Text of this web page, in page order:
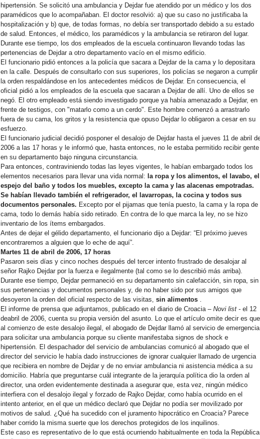
hipertensión. Se solicitó una ambulancia y Dejdar fue atendido por un médico y los dos
paramédicos que lo acompañaban. El doctor resolvió: a) que su caso no justificaba la
hospitalización y b) que, de todas formas, no debía ser transportado debido a su estado
de salud. Entonces, el médico, los paramédicos y la ambulancia se retiraron del lugar.
Durante ese tiempo, los dos empleados de la escuela continuaron llevando todas las
pertenencias de Dejdar a otro departamento vacío en el mismo edificio.
El funcionario pidió entonces a la policía que sacara a Dejdar de la cama y lo depositara
en la calle. Después de consultarlo con sus superiores, los policías se negaron a cumplir
la orden respaldándose en los antecedentes médicos de Dejdar. En consecuencia, el
oficial pidió a los empleados de la escuela que sacaran a Dejdar de allí. Uno de ellos se
negó. El otro empleado está siendo investigado porque ya había amenazado a Dejdar, en
frente de testigos, con "matarlo como a un cerdo". Este hombre comenzó a arrastrarlo
fuera de su cama, los gritos y la resistencia que opuso Dejdar lo obligaron a cesar en su
esfuerzo.
El funcionario judicial decidió posponer el desalojo de Dejdar hasta el jueves 11 de abril
2006 a las 17 horas y le informó que, hasta entonces, no le estaba permitido recibir gente
en su departamento bajo ninguna circunstancia.
Para entonces, contraviniendo todas las leyes vigentes, le habían embargado todos los
elementos necesarios para llevar una vida normal: la ropa y los alimentos, el lavabo, el
espejo del baño y todos los muebles, excepto la cama y las alacenas empotradas.
Se habían llevado también el refrigerador, el lavarropas, la cocina y todos sus
documentos personales. Excepto por el pijamas que tenía puesto, la cama y la ropa de
cama, todo lo demás había sido retirado. En contra de lo que marca la ley, no se hizo
inventario de los ítems embargados.
Antes de dejar el gélido departamento, el funcionario dijo a Dejdar: “El próximo jueves
encontraremos a alguien que lo eche de aquí”.
Martes 11 de abril de 2006, 17 horas
Pasaron seis días y cinco noches después del tercer intento frustrado de desalojar al
señor Rajko Dejdar por la fuerza e ilegalmente (tal como se lo describió más arriba).
Durante ese tiempo, Dejdar permaneció en su departamento sin calefacción, sin ropa, sin
sus pertenencias y documentos personales y, de no haber sido por sus amigos que
desoyeron la orden del oficial respecto de las visitas, sin alimentos.
El informe de prensa que adjuntamos, publicado en el diario de Croacia – Novi list- el 12
deabril de 2006, cuenta su propia versión del asunto. Lo que el artículo omite decir es
al comienzo de este desalojo ilegal, el abogado de Dejdar llamó al servicio de emergencia
para solicitar una ambulancia porque su cliente manifestaba signos de shock e
hipertensión. El despachador del servicio de ambulancias comunicó al abogado que el
director del servicio le había dado instrucciones de ignorar cualquier llamado de urgencia
que recibiera en nombre de Dejdar y de no enviar ambulancia ni asistencia médica a su
domicilio. Habría que preguntarse cuál integrante de la jerarquía política dio la orden al
director, una orden evidentemente destinada a asegurar que, esta vez, ningún médico
interfiera con el desalojo ilegal y forzado de Rajko Dejdar, como había ocurrido en el
intento anterior, en el que un médico declaró que Dejdar no podía ser movilizado por
motivos de salud. ¿Qué ha sucedido con el juramento hipocrático en Croacia? Parece
haber corrido la misma suerte que los derechos protegidos de los inquilinos.
Este caso es representativo de lo que está ocurriendo habitualmente en toda la República